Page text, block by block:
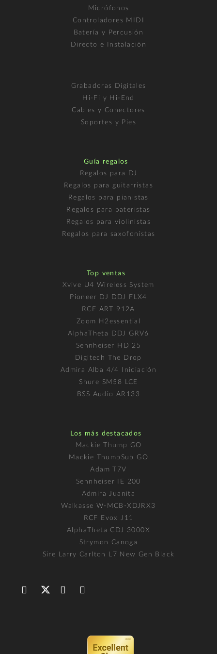
Micrófonos
Controladores MIDI
Batería y Percusión
Directo e Instalación
Grabadoras Digitales
Hi-Fi y Hi-End
Cables y Conectores
Soportes y Pies
Guía regalos
Regalos para DJ
Regalos para guitarristas
Regalos para pianistas
Regalos para bateristas
Regalos para violinistas
Regalos para saxofonistas
Top ventas
Xvive U4 Wireless System
Pioneer DJ DDJ FLX4
RCF ART 912A
Zoom H2essential
AlphaTheta DDJ GRV6
Sennheiser HD 25
Digitech The Drop
Admira Alba 4/4 Iniciación
Shure SM58 LCE
BSS Audio AR133
Los más destacados
Mackie Thump GO
Mackie ThumpSub GO
Adam T7V
Sennheiser IE 200
Admira Juanita
Walkasse W-MCB-XDJRX3
RCF Evox J11
AlphaTheta CDJ 3000X
Strymon Canoga
Sire Larry Carlton L7 New Gen Black